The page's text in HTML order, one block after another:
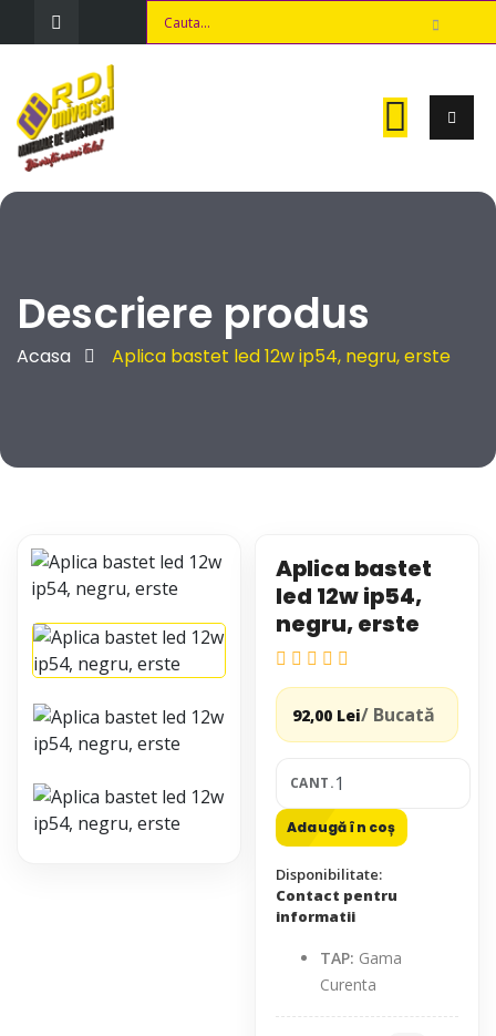
Descriere produs
Acasa Aplica bastet led 12w ip54, negru, erste
Aplica bastet
led 12w ip54,
negru, erste
92,00 Lei/ Bucată
CANT.
Adaugă în coș
Disponibilitate:
Contact pentru
informatii
TAP: Gama
Curenta